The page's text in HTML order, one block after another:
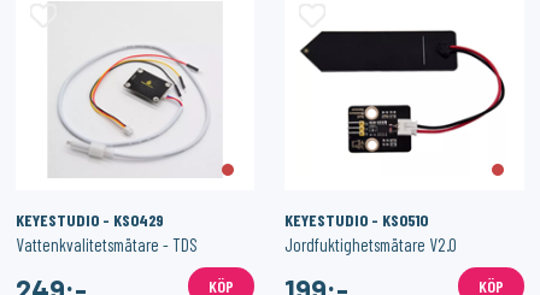
KEYESTUDIO - KS0429
Vattenkvalitetsmätare - TDS
KÖP
KEYESTUDIO - KS0510
Jordfuktighetsmätare V2.0
KÖP